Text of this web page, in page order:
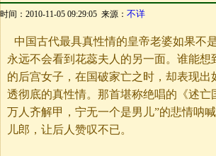
时间：2010-11-05 09:29:05 来源： 不详
中国古代最具真性情的皇帝老婆如果不
永远不会看到花蕊夫人的另一面。谁能想
的后宫女子，在国破家亡之时，却表现出
透彻底的真性情。那首堪称绝唱的《述亡
万人齐解甲，宁无一个是男儿”的悲情呐
儿郎，让后人赞叹不已。